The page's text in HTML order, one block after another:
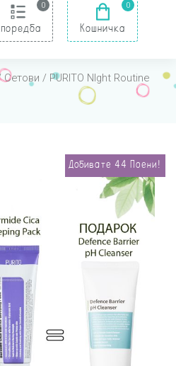
0 0
Кошничка
Сетови / PURITO NIght Routine
Добивате 44 Поени!